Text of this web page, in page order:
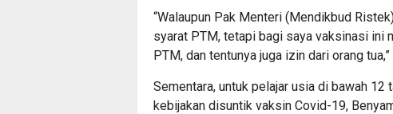
“Walaupun Pak Menteri (Mendikbud
syarat PTM, tetapi bagi saya vaksinasi ini
PTM, dan tentunya juga izin dari orang tua,”
Sementara, untuk pelajar usia di bawah 12
kebijakan disuntik vaksin Covid-19,